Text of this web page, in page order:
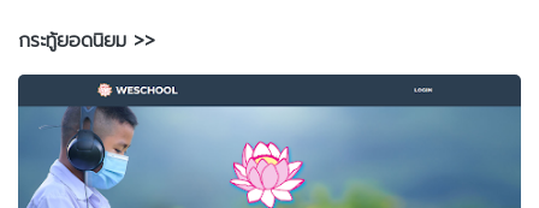
กระทู้ยอดนิยม >>